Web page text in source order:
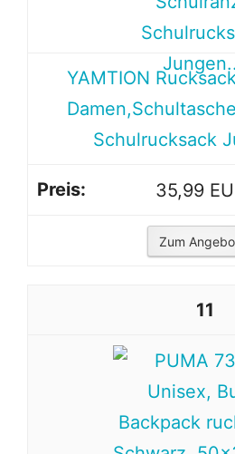
YAMTION
Schulrucksack
35,99
Zum
11